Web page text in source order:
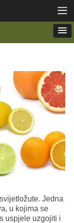
Jedna
u kojima se
uspjele uzgojiti i